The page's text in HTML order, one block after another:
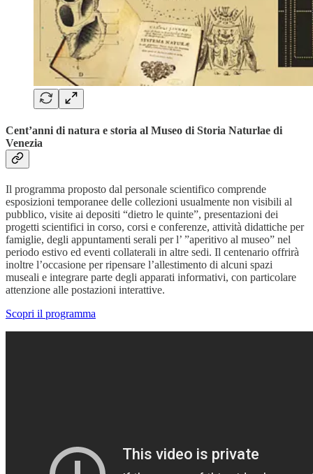
Cent’anni di natura e storia al Museo di Storia Naturlae di
Venezia
Il programma proposto dal personale scientifico comprende
esposizioni temporanee delle collezioni usualmente non visibili al
pubblico, visite ai depositi “dietro le quinte”, presentazioni dei
progetti scientifici in corso, corsi e conferenze, attività didattiche per
famiglie, degli appuntamenti serali per l’ ”aperitivo al museo” nel
periodo estivo ed eventi collaterali in altre sedi. Il centenario offrirà
inoltre l’occasione per ripensare l’allestimento di alcuni spazi
museali e integrare parte degli apparati informativi, con particolare
attenzione alle postazioni interattive.
Scopri il programma